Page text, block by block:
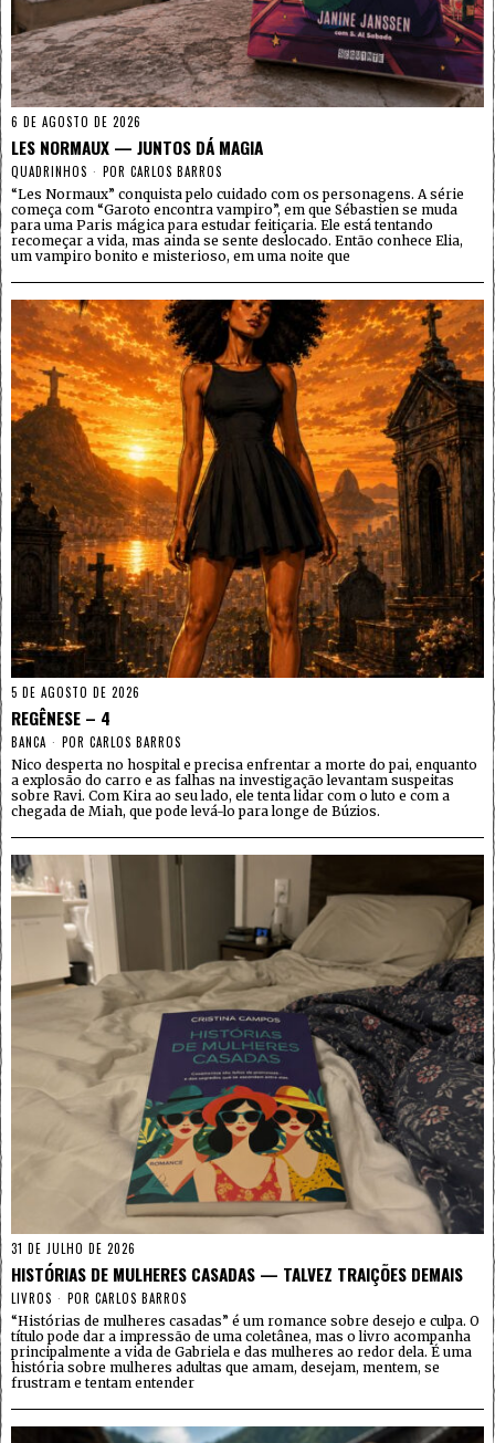
6 DE AGOSTO DE 2026
LES NORMAUX — JUNTOS DÁ MAGIA
QUADRINHOS POR CARLOS BARROS
“Les Normaux” conquista pelo cuidado com os personagens. A série
começa com “Garoto encontra vampiro”, em que Sébastien se muda
para uma Paris mágica para estudar feitiçaria. Ele está tentando
recomeçar a vida, mas ainda se sente deslocado. Então conhece Elia,
um vampiro bonito e misterioso, em uma noite que
5 DE AGOSTO DE 2026
REGÊNESE – 4
BANCA POR CARLOS BARROS
Nico desperta no hospital e precisa enfrentar a morte do pai, enquanto
a explosão do carro e as falhas na investigação levantam suspeitas
sobre Ravi. Com Kira ao seu lado, ele tenta lidar com o luto e com a
chegada de Miah, que pode levá-lo para longe de Búzios.
31 DE JULHO DE 2026
HISTÓRIAS DE MULHERES CASADAS — TALVEZ TRAIÇÕES DEMAIS
LIVROS POR CARLOS BARROS
“Histórias de mulheres casadas” é um romance sobre desejo e culpa. O
título pode dar a impressão de uma coletânea, mas o livro acompanha
principalmente a vida de Gabriela e das mulheres ao redor dela. É uma
história sobre mulheres adultas que amam, desejam, mentem, se
frustram e tentam entender